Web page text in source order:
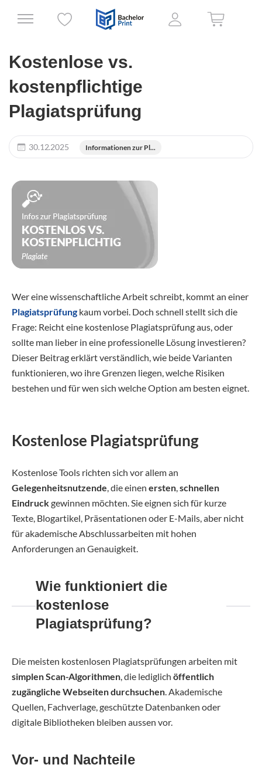
Kostenlose vs.
kostenpflichtige
Plagiatsprüfung
30.12.2025 Informationen zur Pl...
Wer eine wissenschaftliche Arbeit schreibt, kommt an einer
Plagiatsprüfung kaum vorbei. Doch schnell stellt sich die
Frage: Reicht eine kostenlose Plagiatsprüfung aus, oder
sollte man lieber in eine professionelle Lösung investieren?
Dieser Beitrag erklärt verständlich, wie beide Varianten
funktionieren, wo ihre Grenzen liegen, welche Risiken
bestehen und für wen sich welche Option am besten eignet.
Kostenlose Plagiatsprüfung
Kostenlose Tools richten sich vor allem an
Gelegenheitsnutzende, die einen ersten,schnellen
Eindruckgewinnen möchten. Sie eignen sich für kurze
Texte, Blogartikel, Präsentationen oder E-Mails, aber nicht
für akademische Abschlussarbeiten mit hohen
Anforderungen an Genauigkeit.
Wie funktioniert die
kostenlose
Plagiatsprüfung?
Die meisten kostenlosen Plagiatsprüfungen arbeiten mit
simplen Scan-Algorithmen, die lediglich öffentlich
zugängliche Webseiten durchsuchen. Akademische
Quellen, Fachverlage, geschützte Datenbanken oder
digitale Bibliotheken bleiben aussen vor.
Vor- und Nachteile